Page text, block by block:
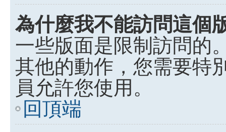
為什麼我不能訪問這個
一些版面是限制訪問的
其他的動作，您需要特
員允許您使用。
回頂端